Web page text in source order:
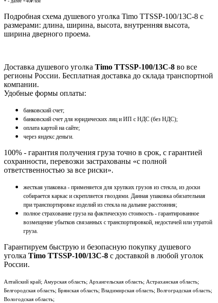
Подробная схема душевого уголка Timo TTSSP-100/13C-8 с
размерами: длина, ширина, высота, внутренняя высота,
ширина дверного проема.
Доставка душевого уголка Timo TTSSP-100/13C-8 во все
регионы России. Бесплатная доставка до склада транспортной
компании.
Удобные формы оплаты:
банковский счет;
банковский счет для юридических лиц и ИП с НДС (без НДС);
оплата картой на сайте;
через яндекс деньги.
100% - гарантия получения груза точно в срок, с гарантией
сохранности, перевозки застрахованы «с полной
ответственностью за все риски».
жесткая упаковка - применяется для хрупких грузов из стекла, из доски
собирается каркас и скрепляется гвоздями. Данная упаковка обязательная
при транспортировке изделий из стекла на дальние расстояния;
полное страхование груза на фактическую стоимость - гарантированное
возмещение убытков связанных с транспортировкой, недостачей или утратой
груза.
Гарантируем быструю и безопасную покупку душевого
уголка Timo TTSSP-100/13C-8 с доставкой в любой уголок
России.
Алтайский край; Амурская область; Архангельская область; Астраханская область;
Белгородская область; Брянская область; Владимирская область; Волгоградская область;
Вологодская область;